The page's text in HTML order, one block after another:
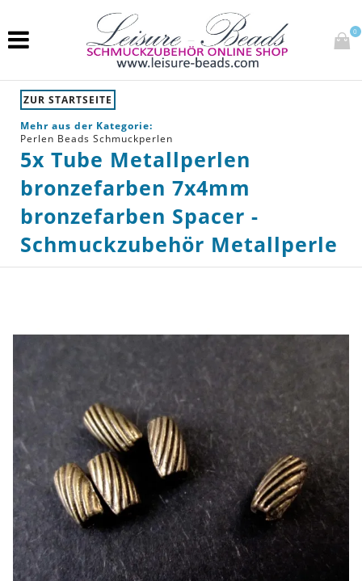
0
ZUR STARTSEITE
Mehr aus der Kategorie:
Perlen Beads Schmuckperlen
5x Tube Metallperlen
bronzefarben 7x4mm
bronzefarben Spacer -
Schmuckzubehör Metallperle